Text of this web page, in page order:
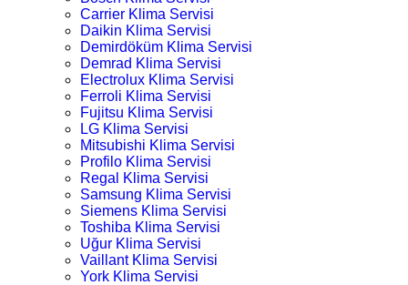
Carrier Klima Servisi
Daikin Klima Servisi
Demirdöküm Klima Servisi
Demrad Klima Servisi
Electrolux Klima Servisi
Ferroli Klima Servisi
Fujitsu Klima Servisi
LG Klima Servisi
Mitsubishi Klima Servisi
Profilo Klima Servisi
Regal Klima Servisi
Samsung Klima Servisi
Siemens Klima Servisi
Toshiba Klima Servisi
Uğur Klima Servisi
Vaillant Klima Servisi
York Klima Servisi